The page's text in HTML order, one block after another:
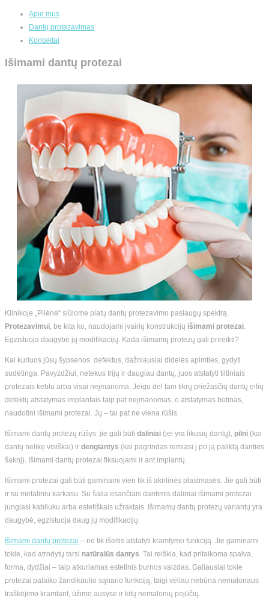
Apie mus
Dantų protezavimas
Kontaktai
Išimami dantų protezai
Klinikoje „Pilėnė“ siūlome platų dantų protezavimo paslaugų spektrą.
Protezavimui , be kita ko, naudojami įvairių konstrukcijų išimami protezai
Egzistuoja daugybė jų modifikacijų. Kada išimamų protezų gali prireikti?
Kai kuriuos jūsų šypsenos defektus, dažniausiai didelės apimties, gydyti
sudėtinga. Pavyzdžiui, netekus trijų ir daugiau dantų, juos atstatyti tiltiniais
protezais keblu arba visai neįmanoma. Jeigu dėl tam tikrų priežasčių dantų eilių
defektų atstatymas implantais taip pat neįmanomas, o atstatymas būtinas,
naudotini išimami protezai. Jų – tai pat ne viena rūšis.
Išimami dantų protezų rūšys: jie gali būti daliniai (jei yra likusių dantų), pilni (kai
dantų nelikę visiškai) ir dengiantys (kai pagrindas remiasi į po ją paliktą danties
šaknį). Išimami dantų protezai fiksuojami ir ant implantų.
Išimami protezai gali būti gaminami vien tik iš akrilinės plastmasės. Jie gali būti
ir su metaliniu karkasu. Su šalia esančiais dantimis daliniai išimami protezai
jungiasi kabliuku arba estetiškais užraktais. Išimamų dantų protezų variantų yra
daugybė, egzistuoja daug jų modifikacijų.
Išimami dantų protezai – ne tik išeitis atstatyti kramtymo funkciją. Jie gaminami
tokie, kad atrodytų tarsi natūralūs dantys . Tai reiškia, kad pritaikoma spalva,
forma, dydžiai – taip atkuriamas estetinis burnos vaizdas. Galiausiai tokie
protezai palaiko žandikaulio sąnario funkciją, taigi vėliau nebūna nemalonaus
traškėjimo kramtant, ūžimo ausyse ir kitų nemalonių pojūčių.